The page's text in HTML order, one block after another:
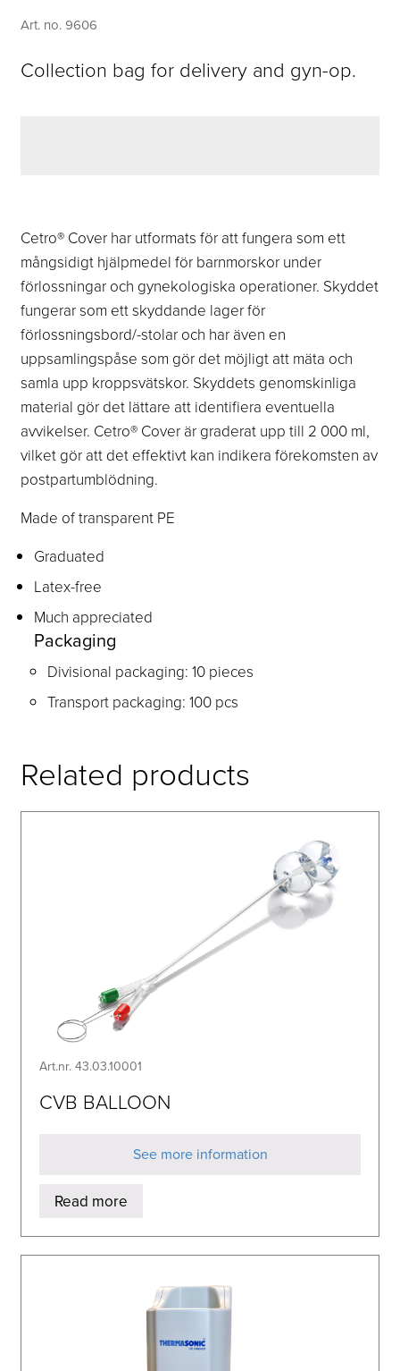
Art. no. 9606
Collection bag for delivery and gyn-op.
Cetro® Cover har utformats för att fungera som ett
mångsidigt hjälpmedel för barnmorskor under
förlossningar och gynekologiska operationer. Skyddet
fungerar som ett skyddande lager för
förlossningsbord/-stolar och har även en
uppsamlingspåse som gör det möjligt att mäta och
samla upp kroppsvätskor. Skyddets genomskinliga
material gör det lättare att identifiera eventuella
avvikelser. Cetro® Cover är graderat upp till 2 000 ml,
vilket gör att det effektivt kan indikera förekomsten av
postpartumblödning.
Made of transparent PE
Graduated
Latex-free
Much appreciated
Packaging
Divisional packaging: 10 pieces
Transport packaging: 100 pcs
Related products
Art.nr. 43.03.10001
CVB BALLOON
See more information
Read more